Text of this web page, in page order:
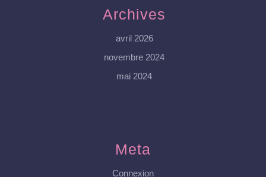
Archives
avril 2026
novembre 2024
mai 2024
Meta
Connexion